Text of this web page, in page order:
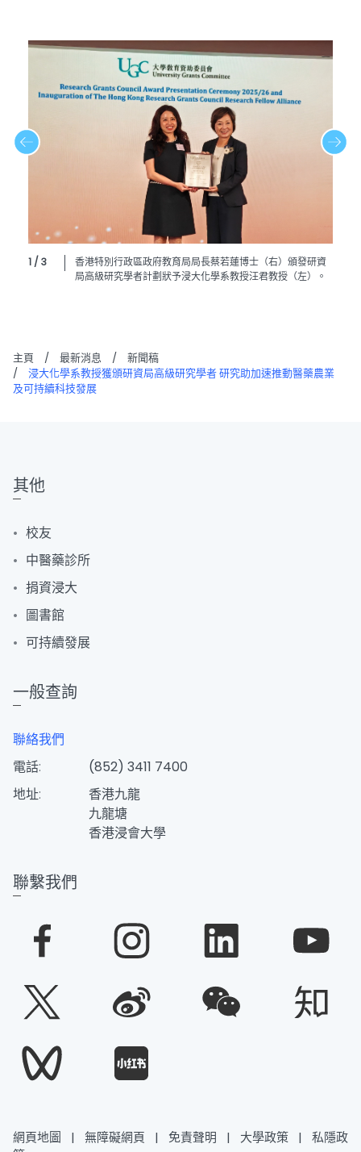
1 / 3
香港特別行政區政府教育局局長蔡若蓮博士（右）頒發研資
局高級研究學者計劃狀予浸大化學系教授汪君教授（左）。
主頁 / 最新消息 /
新聞稿
/
浸大化學系教授獲頒研資局高級研究學者 研究助加速推動醫藥農業
及可持續科技發展
其他
校友
中醫藥診所
捐資浸大
圖書館
可持續發展
一般查詢
聯絡我們
電話:
(852) 3411 7400
地址:
香港九龍
九龍塘
香港浸會大學
聯繫我們
網頁地圖 | 無障礙網頁 | 免責聲明 | 大學政策 |
私隱政